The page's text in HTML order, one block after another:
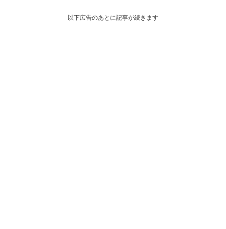
以下広告のあとに記事が続きます